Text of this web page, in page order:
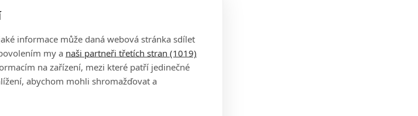
na našich televizích v
A ne, levné
nepočítají.
informace může daná webová stránka sdílet
my a naši partneři třetích stran (1019)
na zařízení, mezi které patří jedinečné
abychom mohli shromažďovat a